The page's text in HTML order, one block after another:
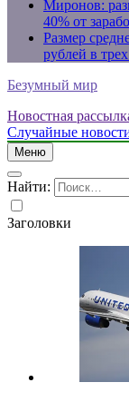
Миронов:
40% от
Размер
рублей в
Безумный мир
Новостная
Случайные
Меню
Найти:
Заголовки